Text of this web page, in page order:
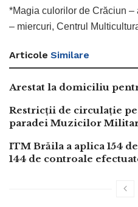
*Magia culorilor de Crăciun
– miercuri, Centrul
Articole Similare
Arestat la domiciliu
Restricții de circulație
paradei Muzicilor
ITM Brăila a aplica 154
144 de controale